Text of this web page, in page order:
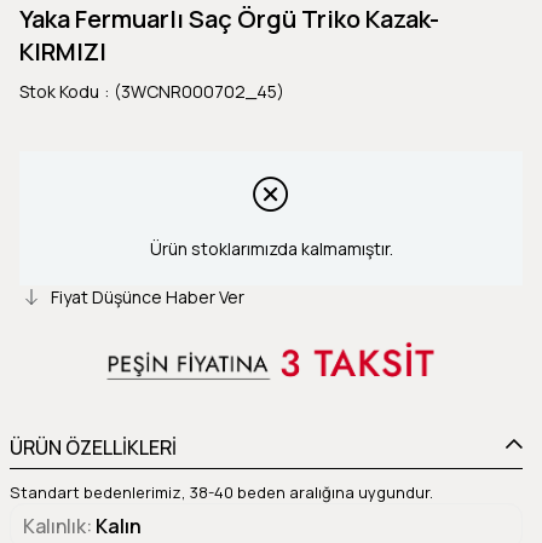
Yaka Fermuarlı Saç Örgü Triko Kazak-
KIRMIZI
Stok Kodu (3WCNR000702_45)
Ürün stoklarımızda kalmamıştır.
Fiyat Düşünce Haber Ver
ÜRÜN ÖZELLİKLERİ
Standart bedenlerimiz, 38-40 beden aralığına uygundur.
Kalınlık Kalın